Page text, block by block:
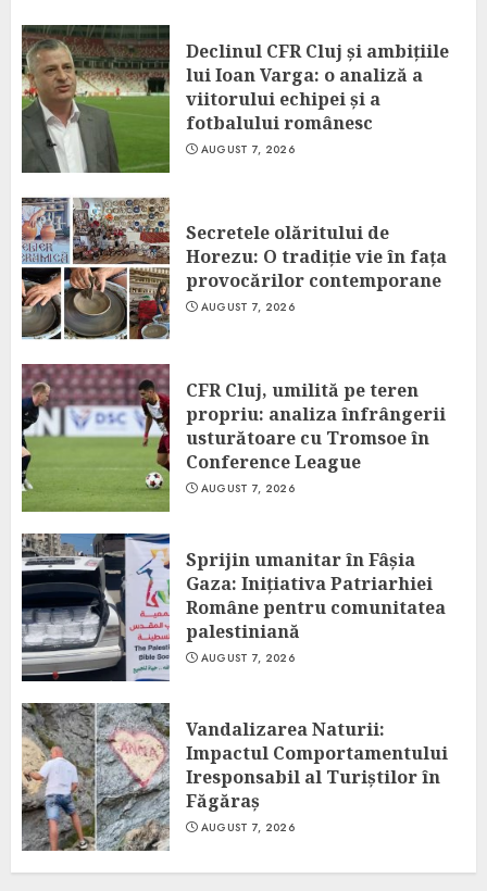
Declinul CFR Cluj și ambițiile
lui Ioan Varga: o analiză a
viitorului echipei și a
fotbalului românesc
AUGUST 7, 2026
Secretele olăritului de
Horezu: O tradiție vie în fața
provocărilor contemporane
AUGUST 7, 2026
CFR Cluj, umilită pe teren
propriu: analiza înfrângerii
usturătoare cu Tromsoe în
Conference League
AUGUST 7, 2026
Sprijin umanitar în Fâșia
Gaza: Inițiativa Patriarhiei
Române pentru comunitatea
palestiniană
AUGUST 7, 2026
Vandalizarea Naturii:
Impactul Comportamentului
Iresponsabil al Turiștilor în
Făgăraș
AUGUST 7, 2026